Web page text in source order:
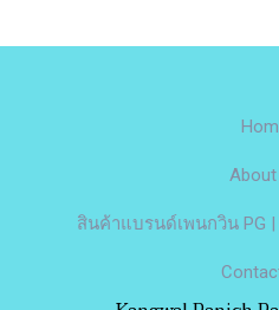
About
สินค้าแบรนด์เพนกวิน PG |